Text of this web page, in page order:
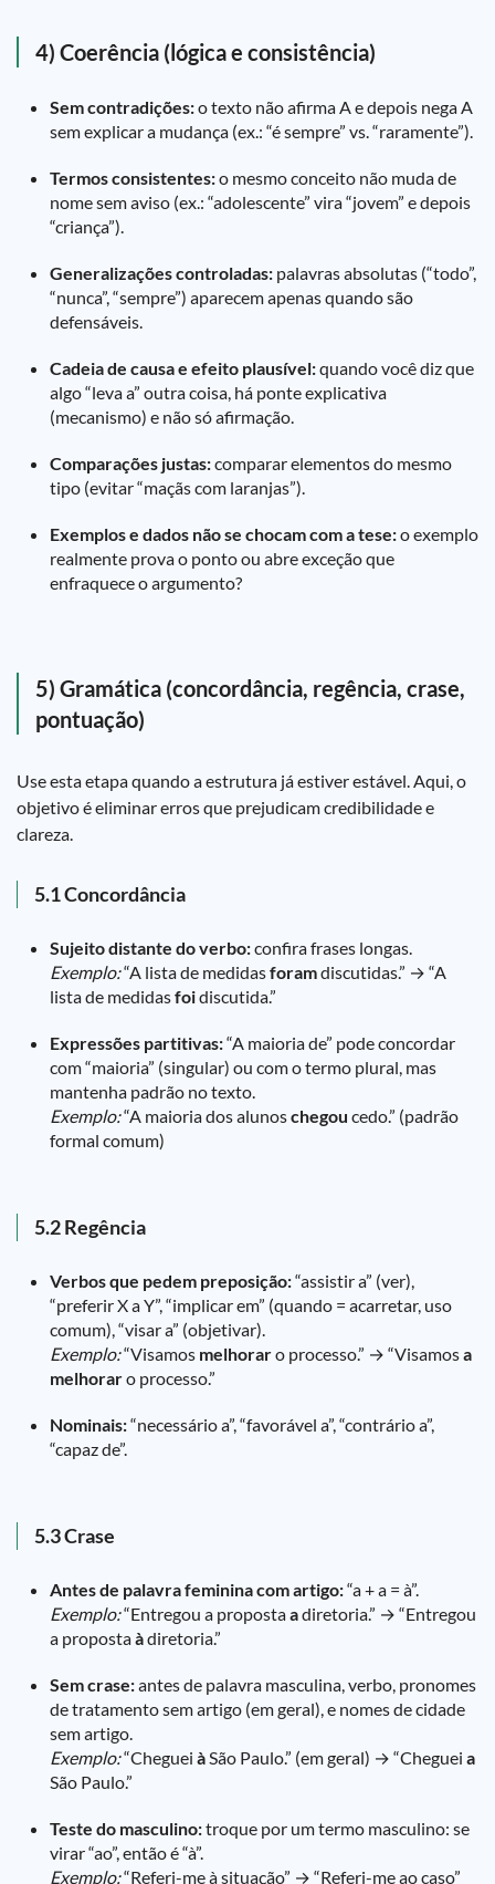
4) Coerência (lógica e consistência)
Sem contradições:o texto não afirma A e depois nega A
sem explicar a mudança (ex.: “é sempre” vs. “raramente”).
Termos consistentes:o mesmo conceito não muda de
nome sem aviso (ex.: “adolescente” vira “jovem” e depois
“criança”).
Generalizações controladas: palavras absolutas (“todo”,
“nunca”, “sempre”) aparecem apenas quando são
defensáveis.
Cadeia de causa e efeito plausível:quando você diz que
algo “leva a” outra coisa, há ponte explicativa
(mecanismo) e não só afirmação.
Comparações justas:comparar elementos do mesmo
tipo (evitar “maçãs com laranjas”).
Exemplos e dados não se chocam com a tese:o exemplo
realmente prova o ponto ou abre exceção que
enfraquece o argumento?
5) Gramática (concordância, regência, crase,
pontuação)
Use esta etapa quando a estrutura já estiver estável. Aqui, o
objetivo é eliminar erros que prejudicam credibilidade e
clareza.
5.1 Concordância
Sujeito distante do verbo:confira frases longas.
Exemplo:“A lista de medidasforamdiscutidas.” → “A
lista de medidasfoidiscutida.”
Expressões partitivas:“A maioria de” pode concordar
com “maioria” (singular) ou com o termo plural, mas
mantenha padrão no texto.
Exemplo:“A maioria dos alunoschegou cedo.” (padrão
formal comum)
5.2 Regência
Verbos que pedem preposição:“assistir a” (ver),
“preferir X a Y”, “implicar em” (quando = acarretar, uso
comum), “visar a” (objetivar).
Exemplo:“Visamos melhoraro processo.” → “Visamosa
melhoraro processo.”
Nominais:“necessário a”, “favorável a”, “contrário a”,
“capaz de”.
5.3 Crase
Antes de palavra feminina com artigo:“a + a = à”.
Exemplo:“Entregou a propostaadiretoria.” → “Entregou
a propostaàdiretoria.”
Sem crase:antes de palavra masculina, verbo, pronomes
de tratamento sem artigo (em geral), e nomes de cidade
sem artigo.
Exemplo:“Cheguei àSão Paulo.” (em geral) → “Cheguei a
São Paulo.”
Teste do masculino:troque por um termo masculino: se
virar “ao”, então é “à”.
Exemplo:“Referi-me à situação” → “Referi-me ao caso”